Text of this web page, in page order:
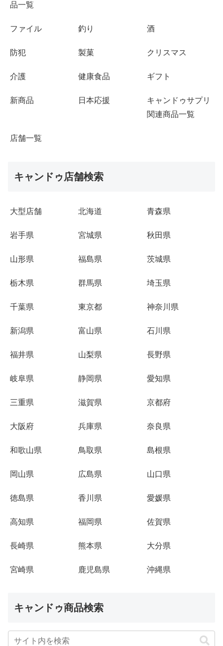
品一覧
ファイル 釣り 酒
防犯 製菓 クリスマス
介護 健康食品 ギフト
新商品 日本応援
キャンドゥサプリ
関連商品一覧
店舗一覧
キャンドゥ店舗検索
大型店舗 北海道 青森県
岩手県 宮城県 秋田県
山形県 福島県 茨城県
栃木県 群馬県 埼玉県
千葉県 東京都 神奈川県
新潟県 富山県 石川県
福井県 山梨県 長野県
岐阜県 静岡県 愛知県
三重県 滋賀県 京都府
大阪府 兵庫県 奈良県
和歌山県 鳥取県 島根県
岡山県 広島県 山口県
徳島県 香川県 愛媛県
高知県 福岡県 佐賀県
長崎県 熊本県 大分県
宮崎県 鹿児島県 沖縄県
キャンドゥ商品検索